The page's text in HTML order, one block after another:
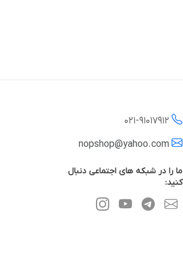
021-91017912
ما را در شبکه های اجتماعی دنبال
کنید: